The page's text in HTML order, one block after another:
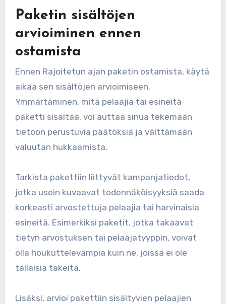
Paketin sisältöjen
arvioiminen ennen
ostamista
Ennen Rajoitetun ajan paketin ostamista, käytä
aikaa sen sisältöjen arvioimiseen.
Ymmärtäminen, mitä pelaajia tai esineitä
paketti sisältää, voi auttaa sinua tekemään
tietoon perustuvia päätöksiä ja välttämään
valuutan hukkaamista.
Tarkista pakettiin liittyvät kampanjatiedot,
jotka usein kuvaavat todennäköisyyksiä saada
korkeasti arvostettuja pelaajia tai harvinaisia
esineitä. Esimerkiksi paketit, jotka takaavat
tietyn arvostuksen tai pelaajatyyppin, voivat
olla houkuttelevampia kuin ne, joissa ei ole
tällaisia takeita.
Lisäksi, arvioi pakettiin sisältyvien pelaajien